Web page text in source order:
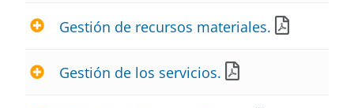
Gestión de recursos materiales.
Gestión de los servicios.